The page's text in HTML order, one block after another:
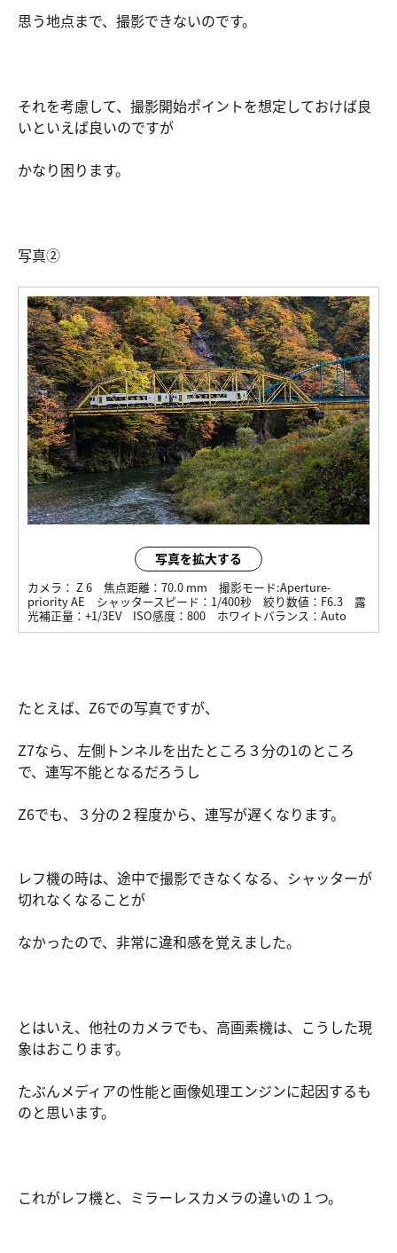
思う地点まで、撮影できないのです。
それを考慮して、撮影開始ポイントを想定しておけば良
いといえば良いのですが
かなり困ります。
写真②
写真を拡大する
カメラ： Z 6 焦点距離： 70.0 mm 撮影モード:Aperture-
priority AE
シャッタースピード： 1/400秒 絞り数値： F6.3
露
光補正量： +1/3EV ISO感度： 800 ホワイトバランス： Auto
たとえば、Z6での写真ですが、
Z7なら、左側トンネルを出たところ３分の1のところ
で、連写不能となるだろうし
Z6でも、３分の２程度から、連写が遅くなります。
レフ機の時は、途中で撮影できなくなる、シャッターが
切れなくなることが
なかったので、非常に違和感を覚えました。
とはいえ、他社のカメラでも、高画素機は、こうした現
象はおこります。
たぶんメディアの性能と画像処理エンジンに起因するも
のと思います。
これがレフ機と、ミラーレスカメラの違いの１つ。